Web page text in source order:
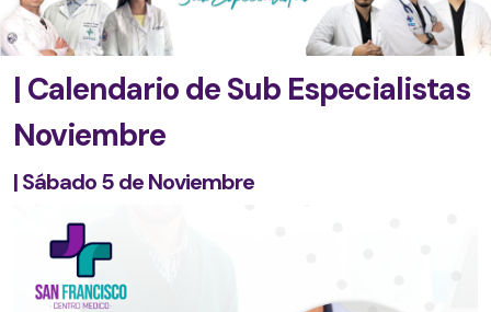
| Calendario de Sub Especialistas
Noviembre
| Sábado 5 de Noviembre